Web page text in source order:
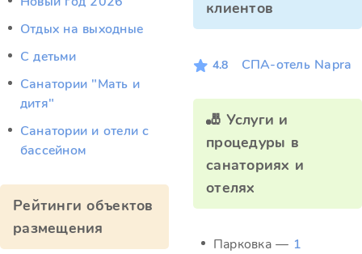
Отдых на выходные
С детьми
Санатории "Мать и
дитя"
Санатории и отели с
бассейном
Рейтинги объектов
размещения
клиентов
4.8 СПА-отель Napra
🎳 Услуги и
процедуры в
санаториях и
отелях
Парковка — 1